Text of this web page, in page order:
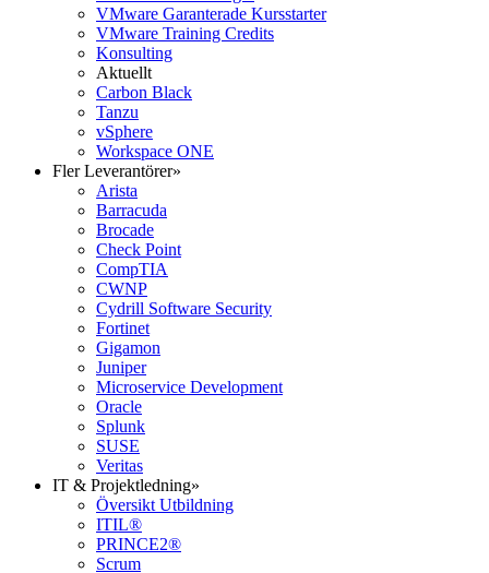
VMware Garanterade Kursstarter
VMware Training Credits
Konsulting
Aktuellt
Carbon Black
Tanzu
vSphere
Workspace ONE
Fler Leverantörer»
Arista
Barracuda
Brocade
Check Point
CompTIA
CWNP
Cydrill Software Security
Fortinet
Gigamon
Juniper
Microservice Development
Oracle
Splunk
SUSE
Veritas
IT & Projektledning»
Översikt Utbildning
ITIL®
PRINCE2®
Scrum